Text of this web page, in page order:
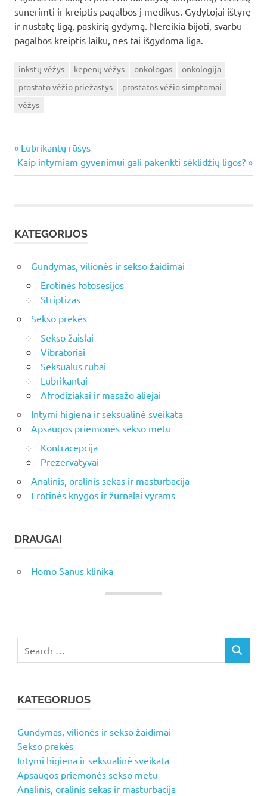
sunerimti ir kreiptis pagalbos į medikus. Gydytojai ištyrę
ir nustatę ligą, paskirią gydymą. Nereikia bijoti, svarbu
pagalbos kreiptis laiku, nes tai išgydoma liga.
inkstų vėžys kepenų vėžys onkologas
onkologija
prostato vėžio priežastys
prostatos vėžio simptomai
vėžys
Navigacija
tarp
Previous
Post:
Lubrikantų rūšys
Next
Post:
Kaip intymiam gyvenimui gali pakenkti sėklidžių ligos?
KATEGORIJOS
Gundymas, vilionės ir sekso žaidimai
Erotinės fotosesijos
Striptizas
Sekso prekės
Sekso žaislai
Vibratoriai
Seksualūs rūbai
Lubrikantai
Afrodiziakai ir masažo aliejai
Intymi higiena ir seksualinė sveikata
Apsaugos priemonės sekso metu
Kontracepcija
Prezervatyvai
Analinis, oralinis sekas ir masturbacija
Erotinės knygos ir žurnalai vyrams
DRAUGAI
Homo Sanus klinika
for:
SEARCH
KATEGORIJOS
Gundymas, vilionės ir sekso žaidimai
Sekso prekės
Intymi higiena ir seksualinė sveikata
Apsaugos priemonės sekso metu
Analinis, oralinis sekas ir masturbacija